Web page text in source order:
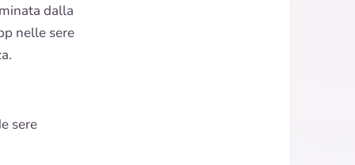
dalla
nelle sere
sere